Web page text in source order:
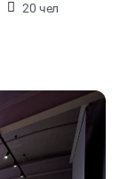
20 чел